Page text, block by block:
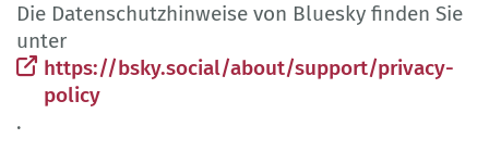
Die Datenschutzhinweise von Bluesky finden Sie
unter
https://bsky.social/about/support/privacy-
policy
.